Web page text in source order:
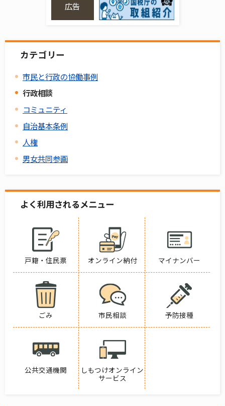
広告
カテゴリー
市民と行政の協働事例
行政相談
コミュニティ
自治基本条例
人権
男女共同参画
よく利用されるメニュー
戸籍・住民票 オンライン納付 マイナンバー
ごみ 市民相談 予防接種
公共交通機関
しもつけオンライン
サービス